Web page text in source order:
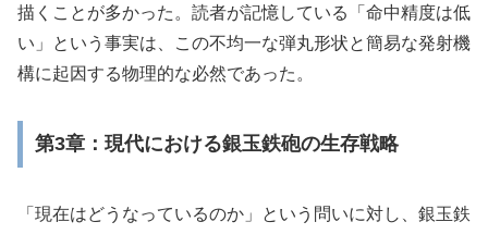
描くことが多かった。読者が記憶している「命中精度は低
い」という事実は、この不均一な弾丸形状と簡易な発射機
構に起因する物理的な必然であった。
第3章：現代における銀玉鉄砲の生存戦略
「現在はどうなっているのか」という問いに対し、銀玉鉄